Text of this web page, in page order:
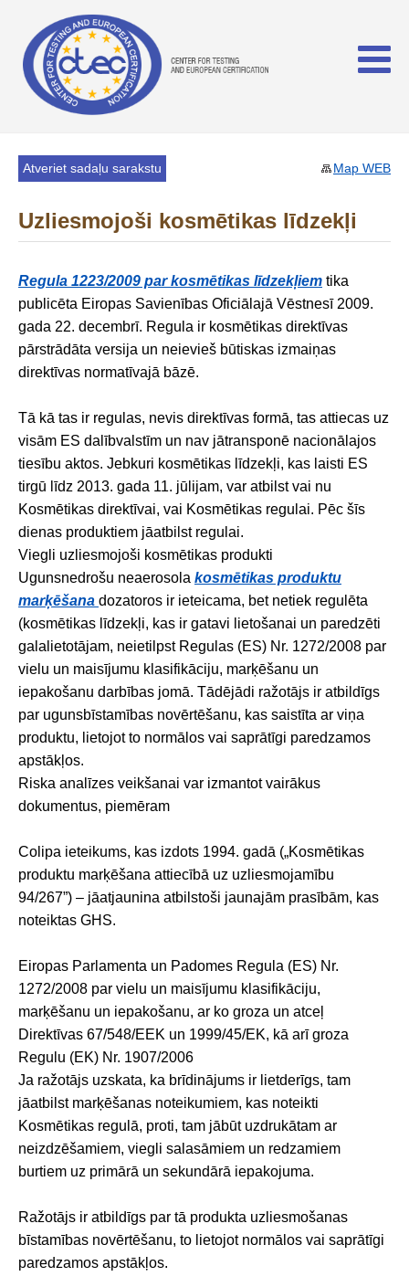
Map WEB
Atveriet sadaļu sarakstu
Uzliesmojoši kosmētikas līdzekļi
Regula 1223/2009 par kosmētikas līdzekļiem tika
publicēta Eiropas Savienības Oficiālajā Vēstnesī 2009.
gada 22. decembrī. Regula ir kosmētikas direktīvas
pārstrādāta versija un neievieš būtiskas izmaiņas
direktīvas normatīvajā bāzē.
Tā kā tas ir regulas, nevis direktīvas formā, tas attiecas uz
visām ES dalībvalstīm un nav jātransponē nacionālajos
tiesību aktos. Jebkuri kosmētikas līdzekļi, kas laisti ES
tirgū līdz 2013. gada 11. jūlijam, var atbilst vai nu
Kosmētikas direktīvai, vai Kosmētikas regulai. Pēc šīs
dienas produktiem jāatbilst regulai.
Viegli uzliesmojoši kosmētikas produkti
Ugunsnedrošu neaerosola kosmētikas produktu
marķēšana dozatoros ir ieteicama, bet netiek regulēta
(kosmētikas līdzekļi, kas ir gatavi lietošanai un paredzēti
galalietotājam, neietilpst Regulas (ES) Nr. 1272/2008 par
vielu un maisījumu klasifikāciju, marķēšanu un
iepakošanu darbības jomā. Tādējādi ražotājs ir atbildīgs
par ugunsbīstamības novērtēšanu, kas saistīta ar viņa
produktu, lietojot to normālos vai saprātīgi paredzamos
apstākļos.
Riska analīzes veikšanai var izmantot vairākus
dokumentus, piemēram
Colipa ieteikums, kas izdots 1994. gadā („Kosmētikas
produktu marķēšana attiecībā uz uzliesmojamību
94/267”) – jāatjaunina atbilstoši jaunajām prasībām, kas
noteiktas GHS.
Eiropas Parlamenta un Padomes Regula (ES) Nr.
1272/2008 par vielu un maisījumu klasifikāciju,
marķēšanu un iepakošanu, ar ko groza un atceļ
Direktīvas 67/548/EEK un 1999/45/EK, kā arī groza
Regulu (EK) Nr. 1907/2006
Ja ražotājs uzskata, ka brīdinājums ir lietderīgs, tam
jāatbilst marķēšanas noteikumiem, kas noteikti
Kosmētikas regulā, proti, tam jābūt uzdrukātam ar
neizdzēšamiem, viegli salasāmiem un redzamiem
burtiem uz primārā un sekundārā iepakojuma.
Ražotājs ir atbildīgs par tā produkta uzliesmošanas
bīstamības novērtēšanu, to lietojot normālos vai saprātīgi
paredzamos apstākļos.